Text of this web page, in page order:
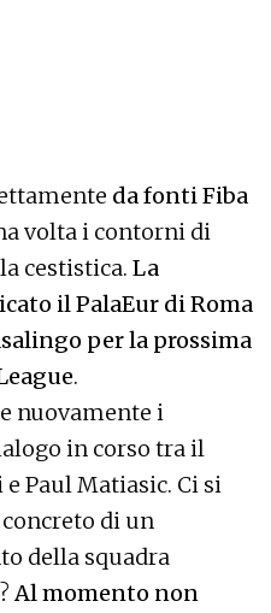
da fonti Fiba
volta i contorni di
cestistica. La
il PalaEur di Roma
per la prossima
.
nuovamente i
in corso tra il
Paul Matiasic. Ci si
di un
della squadra
Al momento non